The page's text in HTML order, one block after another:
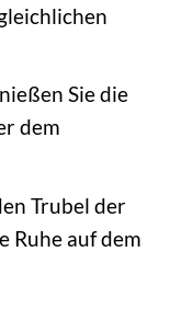
Sie die
dem
Trubel der
Ruhe auf dem